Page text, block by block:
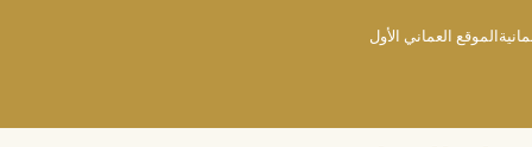
العماني الأول